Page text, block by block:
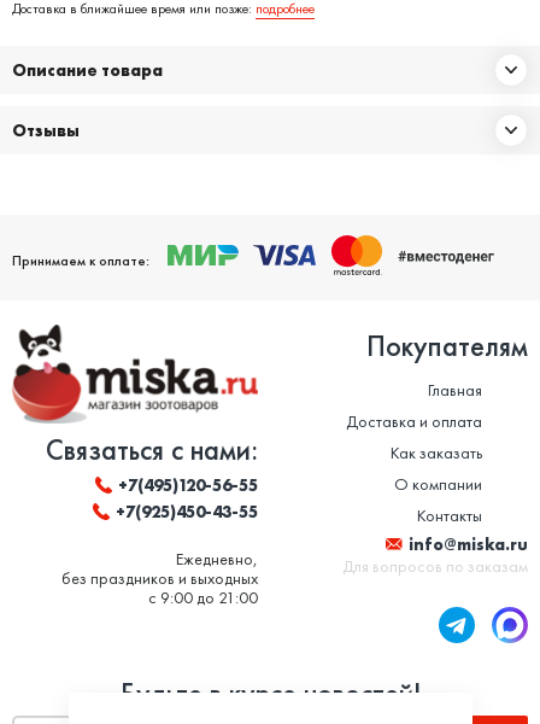
Доставка в ближайшее время или позже: подробнее
Описание товара
Отзывы
Принимаем к оплате:
Связаться с нами:
+7(495)120-56-55
+7(925)450-43-55
Ежедневно,
без праздников и выходных
с 9:00 до 21:00
Покупателям
Главная
Доставка и оплата
Как заказать
О компании
Контакты
info@miska.ru
Для вопросов по заказам
Будьте в курсе новостей!